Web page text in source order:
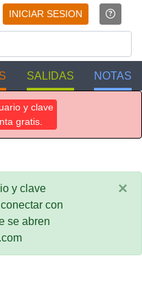
INICIAR SESION
SALIDAS NOTAS
y clave
gratis.
y clave
con
se abren
×